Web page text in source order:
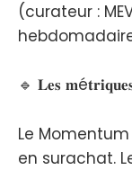
(curateur :
🔹 𝐋𝐞𝐬
Le Momentum
en surachat.